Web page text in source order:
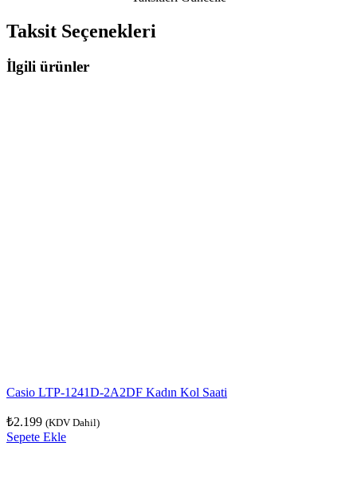
Taksit Seçenekleri
İlgili ürünler
Casio LTP-1241D-2A2DF Kadın Kol Saati
₺2.199 (KDV Dahil)
Sepete Ekle